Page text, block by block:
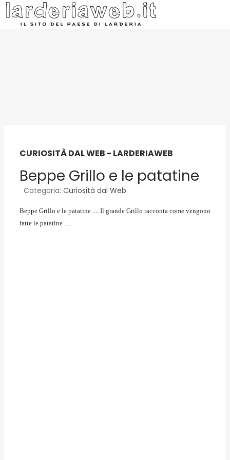
CURIOSITÀ DAL WEB - LARDERIAWEB
Beppe Grillo e le patatine
Categoria: Curiosità dal Web
Beppe Grillo e le patatine .... Il grande Grillo racconta come vengono
fatte le patatine .....